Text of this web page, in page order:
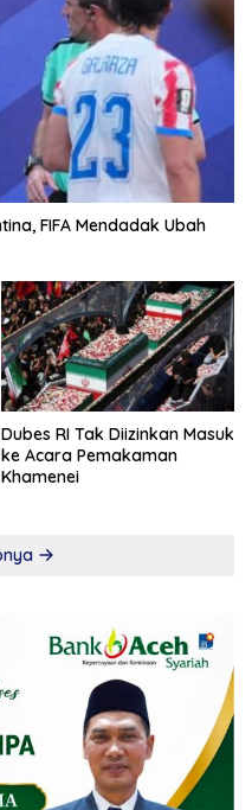
FIFA Mendadak Ubah
Dubes RI Tak Diizinkan Masuk
ke Acara Pemakaman
Khamenei